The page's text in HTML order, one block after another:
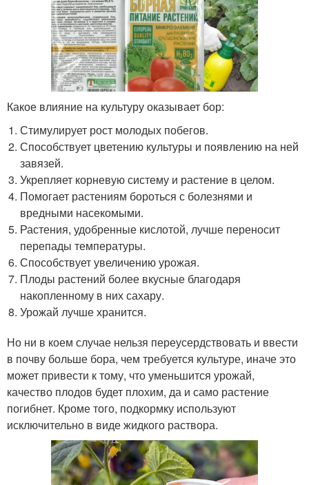
Какое влияние на культуру оказывает бор:
Стимулирует рост молодых побегов.
Способствует цветению культуры и появлению на ней
завязей.
Укрепляет корневую систему и растение в целом.
Помогает растениям бороться с болезнями и
вредными насекомыми.
Растения, удобренные кислотой, лучше переносит
перепады температуры.
Способствует увеличению урожая.
Плоды растений более вкусные благодаря
накопленному в них сахару.
Урожай лучше хранится.
Но ни в коем случае нельзя переусердствовать и ввести
в почву больше бора, чем требуется культуре, иначе это
может привести к тому, что уменьшится урожай,
качество плодов будет плохим, да и само растение
погибнет. Кроме того, подкормку используют
исключительно в виде жидкого раствора.